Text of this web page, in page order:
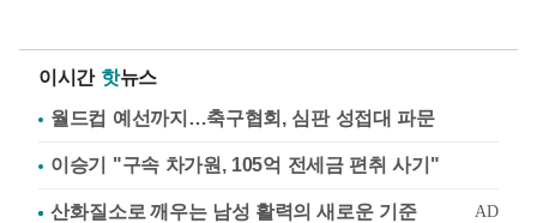
이시간 핫뉴스
월드컵 예선까지…축구협회, 심판 성접대 파문
이승기 "구속 차가원, 105억 전세금 편취 사기"